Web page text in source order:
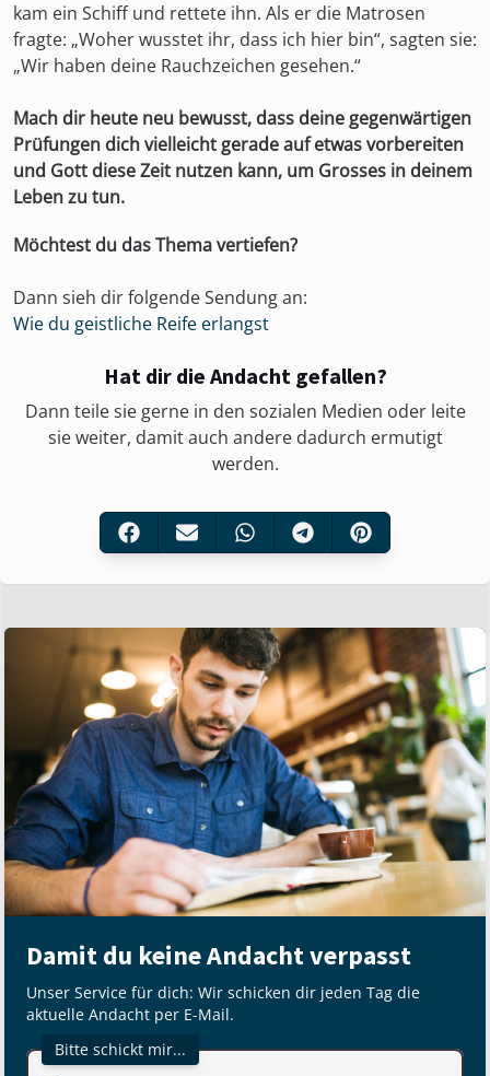
kam ein Schiff und rettete ihn. Als er die Matrosen
fragte: „Woher wusstet ihr, dass ich hier bin“, sagten sie:
„Wir haben deine Rauchzeichen gesehen.“
Mach dir heute neu bewusst, dass deine gegenwärtigen
Prüfungen dich vielleicht gerade auf etwas vorbereiten
und Gott diese Zeit nutzen kann, um Grosses in deinem
Leben zu tun.
Möchtest du das Thema vertiefen?
Dann sieh dir folgende Sendung an:
Wie du geistliche Reife erlangst
Hat dir die Andacht gefallen?
Dann teile sie gerne in den sozialen Medien oder leite
sie weiter, damit auch andere dadurch ermutigt
werden.
Damit du keine Andacht verpasst
Unser Service für dich: Wir schicken dir jeden Tag die
aktuelle Andacht per E-Mail.
Bitte schickt mir...